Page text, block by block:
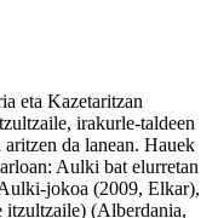
eta Kazetaritzan
irakurle-taldeen
da lanean. Hauek
Aulki bat elurretan
jokoa (2009, Elkar),
itzultzaile) (Alberdania,